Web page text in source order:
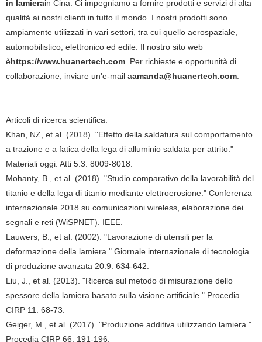
in lamierain Cina. Ci impegniamo a fornire prodotti e servizi di alta
qualità ai nostri clienti in tutto il mondo. I nostri prodotti sono
ampiamente utilizzati in vari settori, tra cui quello aerospaziale,
automobilistico, elettronico ed edile. Il nostro sito web
èhttps://www.huanertech.com . Per richieste e opportunità di
collaborazione, inviare un'e-mail aamanda@huanertech.com
Articoli di ricerca scientifica:
Khan, NZ, et al. (2018). "Effetto della saldatura sul comportamento
a trazione e a fatica della lega di alluminio saldata per attrito."
Materiali oggi: Atti 5.3: 8009-8018.
Mohanty, B., et al. (2018). "Studio comparativo della lavorabilità del
titanio e della lega di titanio mediante elettroerosione." Conferenza
internazionale 2018 su comunicazioni wireless, elaborazione dei
segnali e reti (WiSPNET). IEEE.
Lauwers, B., et al. (2002). "Lavorazione di utensili per la
deformazione della lamiera." Giornale internazionale di tecnologia
di produzione avanzata 20.9: 634-642.
Liu, J., et al. (2013). "Ricerca sul metodo di misurazione dello
spessore della lamiera basato sulla visione artificiale." Procedia
CIRP 11: 68-73.
Geiger, M., et al. (2017). "Produzione additiva utilizzando lamiera."
Procedia CIRP 66: 191-196.